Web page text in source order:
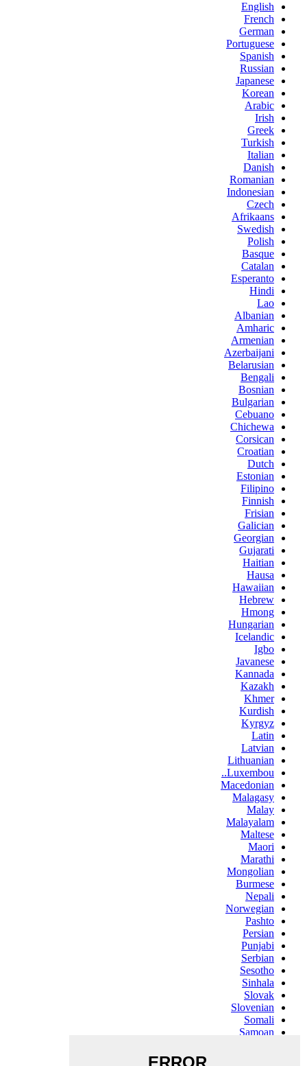
English
French
German
Portuguese
Spanish
Russian
Japanese
Korean
Arabic
Irish
Greek
Turkish
Italian
Danish
Romanian
Indonesian
Czech
Afrikaans
Swedish
Polish
Basque
Catalan
Esperanto
Hindi
Lao
Albanian
Amharic
Armenian
Azerbaijani
Belarusian
Bengali
Bosnian
Bulgarian
Cebuano
Chichewa
Corsican
Croatian
Dutch
Estonian
Filipino
Finnish
Frisian
Galician
Georgian
Gujarati
Haitian
Hausa
Hawaiian
Hebrew
Hmong
Hungarian
Icelandic
Igbo
Javanese
Kannada
Kazakh
Khmer
Kurdish
Kyrgyz
Latin
Latvian
Lithuanian
Luxembou..
Macedonian
Malagasy
Malay
Malayalam
Maltese
Maori
Marathi
Mongolian
Burmese
Nepali
Norwegian
Pashto
Persian
Punjabi
Serbian
Sesotho
Sinhala
Slovak
Slovenian
Somali
Samoan